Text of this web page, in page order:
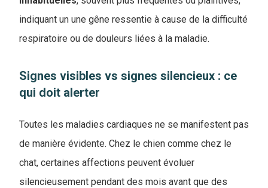
indiquant un une gêne ressentie à cause de la difficulté
respiratoire ou de douleurs liées à la maladie.
Signes visibles vs signes silencieux : ce
qui doit alerter
Toutes les maladies cardiaques ne se manifestent pas
de manière évidente. Chez le chien comme chez le
chat, certaines affections peuvent évoluer
silencieusement pendant des mois avant que des